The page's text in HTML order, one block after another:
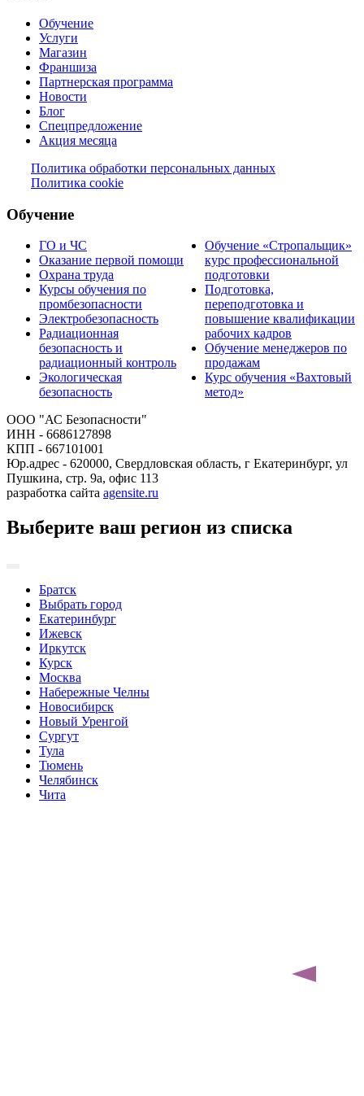
Обучение
Услуги
Магазин
Франшиза
Партнерская программа
Новости
Блог
Спецпредложение
Акция месяца
Политика обработки персональных данных
Политика cookie
Обучение
ГО и ЧС
Оказание первой помощи
Охрана труда
Курсы обучения по
промбезопасности
Электробезопасность
Радиационная
безопасность и
радиационный контроль
Экологическая
безопасность
Обучение «Стропальщик»
курс профессиональной
подготовки
Подготовка,
переподготовка и
повышение квалификации
рабочих кадров
Обучение менеджеров по
продажам
Курс обучения «Вахтовый
метод»
ООО "АС Безопасности"
ИНН - 6686127898
КПП - 667101001
Юр.адрес - 620000, Свердловская область, г Екатеринбург, ул
Пушкина, стр. 9а, офис 113
разработка сайта agensite.ru
Выберите ваш регион из списка
Братск
Выбрать город
Екатеринбург
Ижевск
Иркутск
Курск
Москва
Набережные Челны
Новосибирск
Новый Уренгой
Сургут
Тула
Тюмень
Челябинск
Чита